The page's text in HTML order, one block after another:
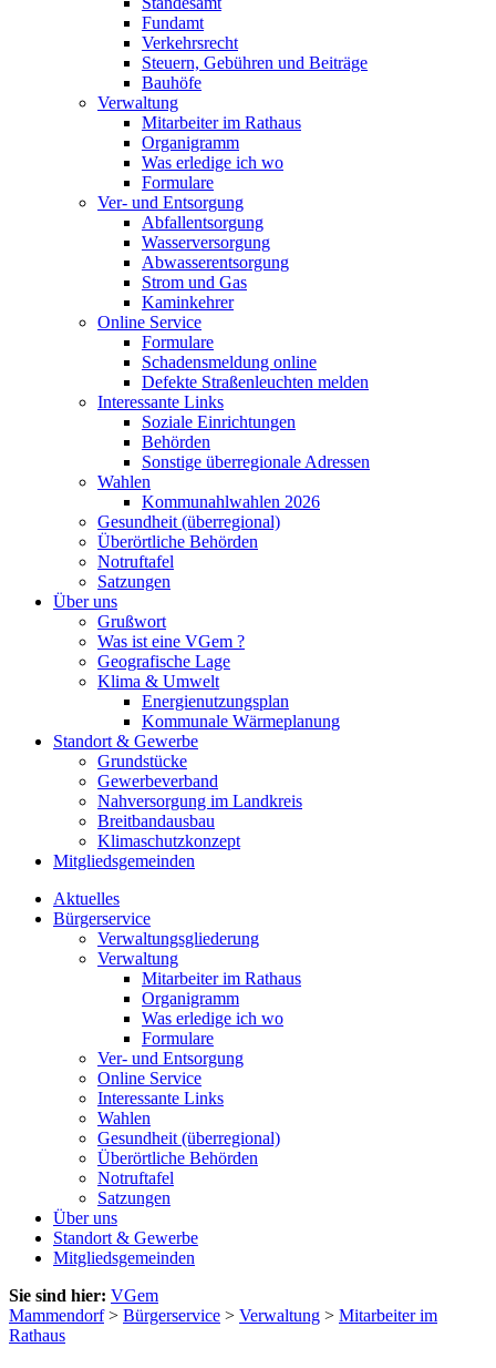
Fundamt
Verkehrsrecht
Steuern, Gebühren und Beiträge
Bauhöfe
Verwaltung
Mitarbeiter im Rathaus
Organigramm
Was erledige ich wo
Formulare
Ver- und Entsorgung
Abfallentsorgung
Wasserversorgung
Abwasserentsorgung
Strom und Gas
Kaminkehrer
Online Service
Formulare
Schadensmeldung online
Defekte Straßenleuchten melden
Interessante Links
Soziale Einrichtungen
Behörden
Sonstige überregionale Adressen
Wahlen
Kommunahlwahlen 2026
Gesundheit (überregional)
Überörtliche Behörden
Notruftafel
Satzungen
Über uns
Grußwort
Was ist eine VGem ?
Geografische Lage
Klima & Umwelt
Energienutzungsplan
Kommunale Wärmeplanung
Standort & Gewerbe
Grundstücke
Gewerbeverband
Nahversorgung im Landkreis
Breitbandausbau
Klimaschutzkonzept
Mitgliedsgemeinden
Aktuelles
Bürgerservice
Verwaltungsgliederung
Verwaltung
Mitarbeiter im Rathaus
Organigramm
Was erledige ich wo
Formulare
Ver- und Entsorgung
Online Service
Interessante Links
Wahlen
Gesundheit (überregional)
Überörtliche Behörden
Notruftafel
Satzungen
Über uns
Standort & Gewerbe
Mitgliedsgemeinden
Sie sind hier: VGem
Mammendorf> Bürgerservice > Verwaltung > Mitarbeiter im
Rathaus